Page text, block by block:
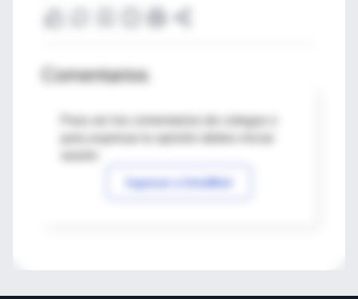
Comentarios
Para ver los comentarios de colegas o
Ingresar a IntraMed